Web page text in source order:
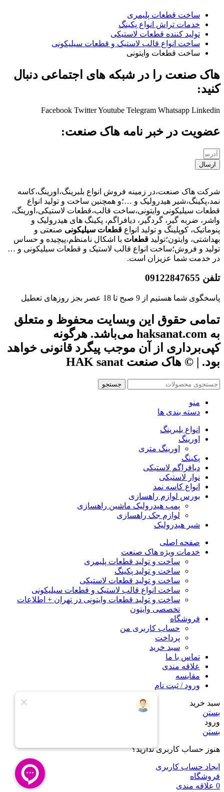
ساخت قطعات پلیمری
خدمات تراش انواع پکینگ
تولید کننده قطعات لاستیکی
ساخت انواع قالب لاستیک و قطعات سیلیکونی
ساخت قطعات وایتونی
هاک صنعت را در شبکه های اجتماعی دنبال
کنید:
Facebook TwitterYoutube Telegram Whatsapp Linkedin
عضویت در خبر نامه هاک صنعت:
ارسال
شرکت هاک صنعت،در زمینه فروش انواع بلبرینگ،اورینگ،کاسه
نمد،پکینگ،شیر هیدرولیک و …؛و همچنین ساخت و تولید انواع
قطعات سیلیکونی وایتونی،ساخت قالب،قطعات لاستیکی،اورینگ،
واشر، ضربه گیر، گردگیر، دیافراگم، پکینگ های هیدرولیک و
پنوماتیک، کوپلینگ و تولید انواع قطعات سیلیکونی صنعتی و
بهداشتی، وایتون؛تولید قطعات با اشکال نامنظم،پیچیده و حساس
تولید و فروش؛ساخت انواع قالب لاستیک و قطعات سیلیکونی و …
در خدمت شما عزیزان است.
تلفن 09122847655
پاسخگوی شما هستیم از 9 صبح تا 18 عصر بجز روزهای تعطیل
تمامی حقوق این وبسایت محفوظ و متعلق
به haksanat.com می‌باشد. هرگونه
کپی‌برداری از آن موجب پیگرد قانونی خواهد
بود. | © هاک صنعت HAK sanat
جستجو
منو
دسته بندی ها
انواع بلبرینگ
اورینگ
اورینگ متری
پکینگ
دیافراگم لاستیکی
نوار لاستیکی
انواع کاسه نمد
بورس لوازم راهسازی
پمپ هیدرولیک ماشین راهسازی
لوازم جک راهسازی
شیر هیدرولیک
صفحه اصلی
خدمات ویژه هاک صنعت
ساخت و تولید قطعات پلیمری
ساخت و تولید پکینگ
ساخت و تولید قطعات لاستیکی
ساخت انواع قالب لاستیک و قطعات سیلیکونی
ساخت و تولید قطعات وایتونی در تهران + اطلاعات
تخصصی وایتون
فروشگاه
حساب کاربری من
پرداخت
سبد خرید
تماس با ما
علاقه مندی
مقایسه
ورود / ثبت نام
سبد خرید
بستن
ورود
بستن
هنوز حساب کاربری ندارید؟
ایجاد حساب کاربری
فروشگاه
0 علاقه مندی